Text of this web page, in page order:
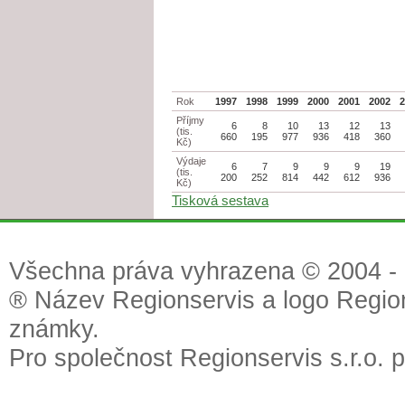
Rok 1997 1998 1999 2000 2001 2002
Příjmy
(tis.
Kč)
6
660
8
195
10
977
13
936
12
418
13
360
Výdaje
(tis.
Kč)
6
200
7
252
9
814
9
442
9
612
19
936
Tisková sestava
Všechna práva vyhrazena © 2004
® Název Regionservis a logo
známky.
Pro společnost Regionservis s.r.o.